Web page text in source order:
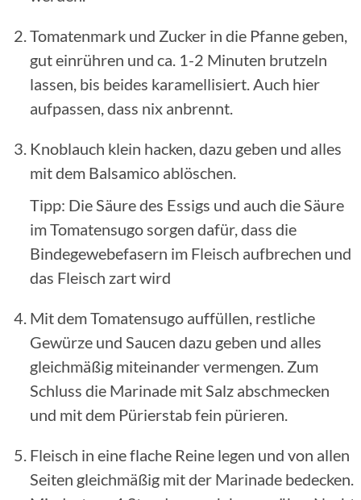
Tomatenmark und Zucker in die Pfanne geben,
gut einrühren und ca. 1-2 Minuten brutzeln
lassen, bis beides karamellisiert. Auch hier
aufpassen, dass nix anbrennt.
Knoblauch klein hacken, dazu geben und alles
mit dem Balsamico ablöschen.
Tipp: Die Säure des Essigs und auch die Säure
im Tomatensugo sorgen dafür, dass die
Bindegewebefasern im Fleisch aufbrechen und
das Fleisch zart wird
Mit dem Tomatensugo auffüllen, restliche
Gewürze und Saucen dazu geben und alles
gleichmäßig miteinander vermengen. Zum
Schluss die Marinade mit Salz abschmecken
und mit dem Pürierstab fein pürieren.
Fleisch in eine flache Reine legen und von allen
Seiten gleichmäßig mit der Marinade bedecken.